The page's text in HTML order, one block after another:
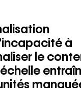
à
le